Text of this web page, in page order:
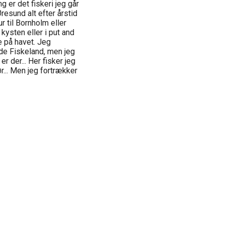
er det fiskeri jeg går
alt efter årstid
til Bornholm eller
eller i put and
på havet. Jeg
Fiskeland, men jeg
der... Her fisker jeg
Men jeg fortrækker